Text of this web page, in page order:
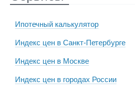
Ипотечный калькулятор
Индекс цен в Санкт-Петербурге
Индекс цен в Москве
Индекс цен в городах России